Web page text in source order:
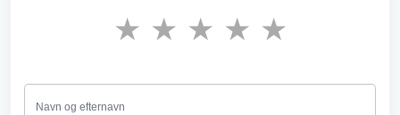
★
★
★
★
★